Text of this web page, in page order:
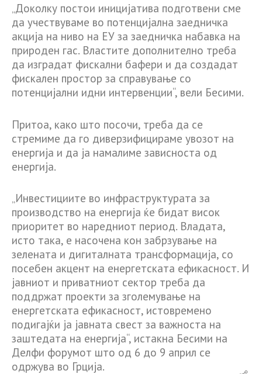
„Доколку постои иницијатива подготвени сме
да учествуваме во потенцијална заедничка
акција на ниво на ЕУ за заедничка набавка на
природен гас. Властите дополнително треба
да изградат фискални бафери и да создадат
фискален простор за справување со
потенцијални идни интервенции“, вели Бесими.
Притоа, како што посочи, треба да се
стремиме да го диверзифицираме увозот на
енергија и да ја намалиме зависноста од
енергија.
„Инвестициите во инфраструктурата за
производство на енергија ќе бидат висок
приоритет во наредниот период. Владата,
исто така, е насочена кон забрзување на
зелената и дигиталната трансформација, со
посебен акцент на енергетската ефикасност. И
јавниот и приватниот сектор треба да
поддржат проекти за зголемување на
енергетската ефикасност, истовремено
подигајќи ја јавната свест за важноста на
заштедата на енергија“, истакна Бесими на
Делфи форумот што од 6 до 9 април се
одржува во Грција.